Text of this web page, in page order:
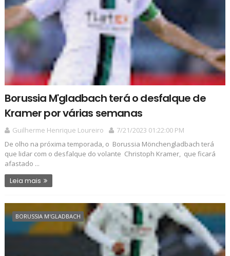
Borussia M'gladbach terá o desfalque de
Kramer por várias semanas
Guilherme Henrique Loureiro
7/21/2023 01:22:00 PM
De olho na próxima temporada, o Borussia Mönchengladbach terá
que lidar com o desfalque do volante Christoph Kramer, que ficará
afastado ...
Leia mais
BORUSSIA M'GLADBACH